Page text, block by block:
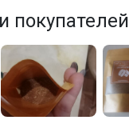
покупателей